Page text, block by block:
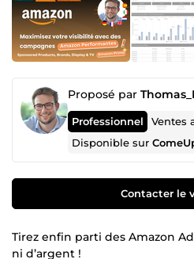
Proposé par
Professionnel Ventes
Disponible sur
Contacter le
Tirez enfin parti des Amazon
ni d’argent !